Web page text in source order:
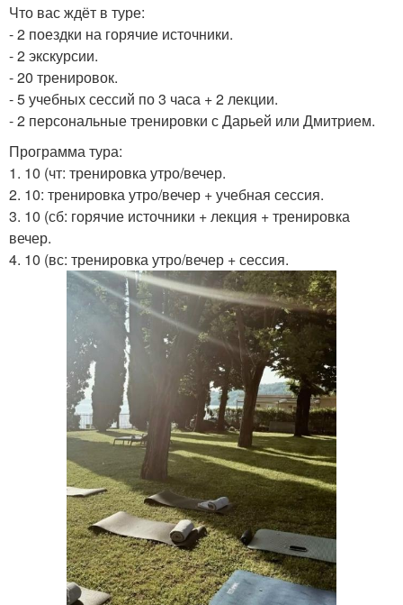
Что вас ждёт в туре:
- 2 поездки на горячие источники.
- 2 экскурсии.
- 20 тренировок.
- 5 учебных сессий по 3 часа + 2 лекции.
- 2 персональные тренировки с Дарьей или Дмитрием.
Программа тура:
1. 10 (чт: тренировка утро/вечер.
2. 10: тренировка утро/вечер + учебная сессия.
3. 10 (сб: горячие источники + лекция + тренировка
вечер.
4. 10 (вс: тренировка утро/вечер + сессия.